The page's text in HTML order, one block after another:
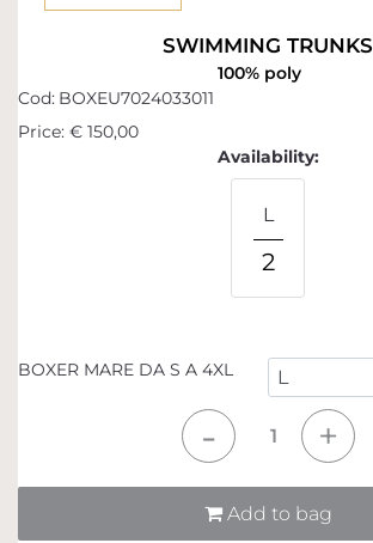
SWIMMING TRUNKS
100% poly
Cod: BOXEU7024033011
Price: € 150,00
Availability:
L
2
BOXER MARE DA S A 4XL
Add to bag